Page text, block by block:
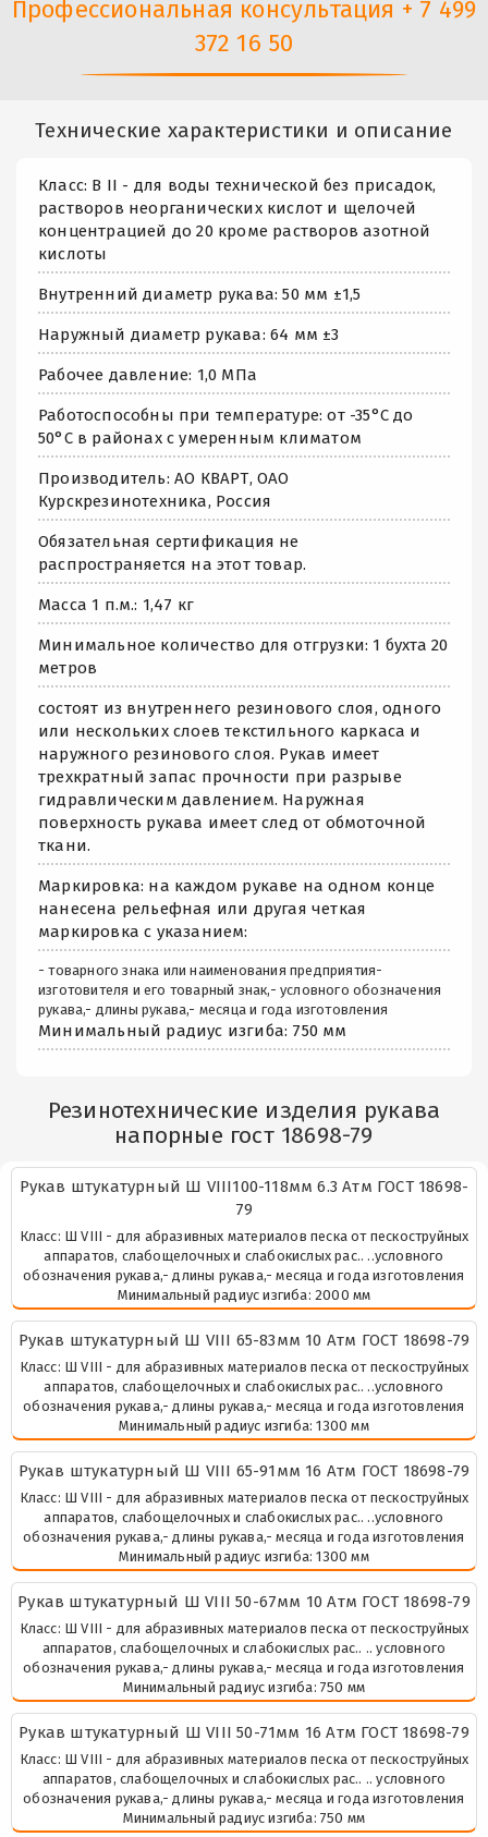
Профессиональная консультация + 7 499
372 16 50
Технические характеристики и описание
Класс: В II - для воды технической без присадок,
растворов неорганических кислот и щелочей
концентрацией до 20 кроме растворов азотной
кислоты
Внутренний диаметр рукава: 50 мм ±1,5
Наружный диаметр рукава: 64 мм ±3
Рабочее давление: 1,0 МПа
Работоспособны при температуре: от -35°С до
50°С в районах с умеренным климатом
Производитель: АО КВАРТ, ОАО
Курскрезинотехника, Россия
Обязательная сертификация не
распространяется на этот товар.
Масса 1 п.м.: 1,47 кг
Минимальное количество для отгрузки: 1 бухта 20
метров
состоят из внутреннего резинового слоя, одного
или нескольких слоев текстильного каркаса и
наружного резинового слоя. Рукав имеет
трехкратный запас прочности при разрыве
гидравлическим давлением. Наружная
поверхность рукава имеет след от обмоточной
ткани.
Маркировка: на каждом рукаве на одном конце
нанесена рельефная или другая четкая
маркировка с указанием:
- товарного знака или наименования предприятия-
изготовителя и его товарный знак,- условного обозначения
рукава,- длины рукава,- месяца и года изготовления
Минимальный радиус изгиба: 750 мм
Резинотехнические изделия рукава
напорные гост 18698-79
Рукав штукатурный Ш VIII100-118мм 6.3 Атм ГОСТ 18698-
79
Класс: Ш VIII - для абразивных материалов песка от пескоструйных
аппаратов, слабощелочных и слабокислых рас.. ..условного
обозначения рукава,- длины рукава,- месяца и года изготовления
Минимальный радиус изгиба: 2000 мм
Рукав штукатурный Ш VIII 65-83мм 10 Атм ГОСТ 18698-79
Класс: Ш VIII - для абразивных материалов песка от пескоструйных
аппаратов, слабощелочных и слабокислых рас.. ..условного
обозначения рукава,- длины рукава,- месяца и года изготовления
Минимальный радиус изгиба: 1300 мм
Рукав штукатурный Ш VIII 65-91мм 16 Атм ГОСТ 18698-79
Класс: Ш VIII - для абразивных материалов песка от пескоструйных
аппаратов, слабощелочных и слабокислых рас.. ..условного
обозначения рукава,- длины рукава,- месяца и года изготовления
Минимальный радиус изгиба: 1300 мм
Рукав штукатурный Ш VIII 50-67мм 10 Атм ГОСТ 18698-79
Класс: Ш VIII - для абразивных материалов песка от пескоструйных
аппаратов, слабощелочных и слабокислых рас.. .. условного
обозначения рукава,- длины рукава,- месяца и года изготовления
Минимальный радиус изгиба: 750 мм
Рукав штукатурный Ш VIII 50-71мм 16 Атм ГОСТ 18698-79
Класс: Ш VIII - для абразивных материалов песка от пескоструйных
аппаратов, слабощелочных и слабокислых рас.. .. условного
обозначения рукава,- длины рукава,- месяца и года изготовления
Минимальный радиус изгиба: 750 мм